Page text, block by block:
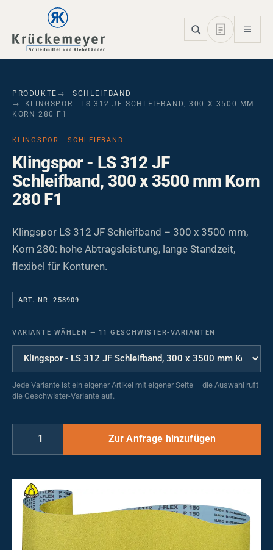
Skip to main navigation
Skip to main content
Skip to page footer
PRODUKTE
SCHLEIFBAND
KLINGSPOR - LS 312 JF SCHLEIFBAND, 300 X 3500 MM
KORN 280 F1
KLINGSPOR · SCHLEIFBAND
Klingspor - LS 312 JF
Schleifband, 300 x 3500 mm Korn
280 F1
Klingspor LS 312 JF Schleifband – 300 x 3500 mm,
Korn 280: hohe Abtragsleistung, lange Standzeit,
flexibel für Konturen.
ART.-NR. 258909
VARIANTE WÄHLEN — 11 GESCHWISTER-VARIANTEN
Jede Variante ist ein eigener Artikel mit eigener Seite – die Auswahl ruft
die Geschwister-Variante auf.